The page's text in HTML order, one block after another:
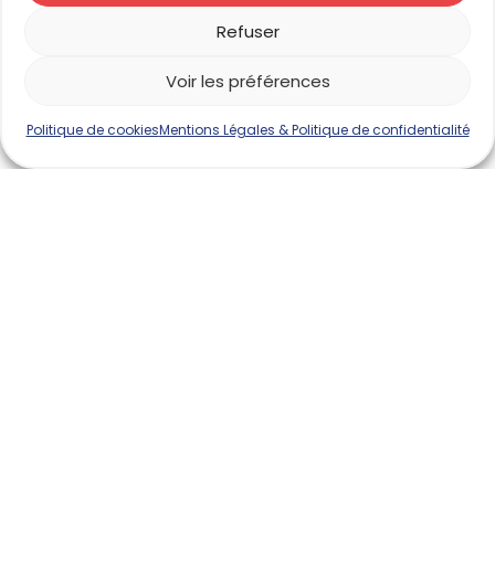
Refuser
Voir les préférences
Politique de cookiesMentions Légales & Politique de confidentialité